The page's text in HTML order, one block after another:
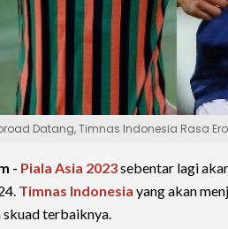
Datang, Timnas Indonesia Rasa
- Piala Asia 2023sebentar lagi
Timnas Indonesia yang akan
skuad terbaiknya.